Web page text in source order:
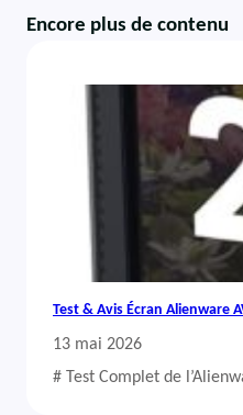
Encore plus de contenu
Test & Avis Écran Alienware
13 mai 2026
# Test Complet de